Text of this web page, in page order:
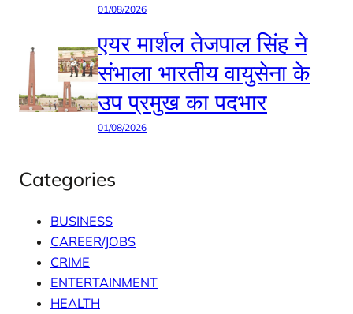
01/08/2026
एयर मार्शल तेजपाल सिंह ने
संभाला भारतीय वायुसेना के
उप प्रमुख का पदभार
01/08/2026
Categories
BUSINESS
CAREER/JOBS
CRIME
ENTERTAINMENT
HEALTH